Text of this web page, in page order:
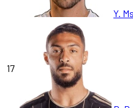
Y.
17